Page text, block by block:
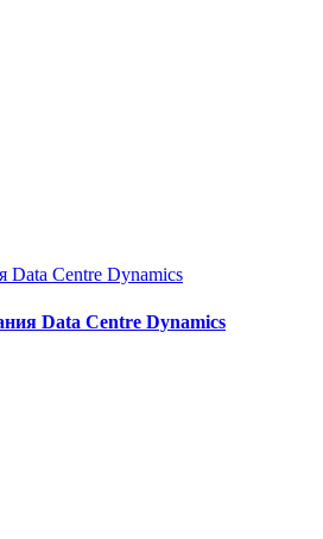
Data Centre Dynamics